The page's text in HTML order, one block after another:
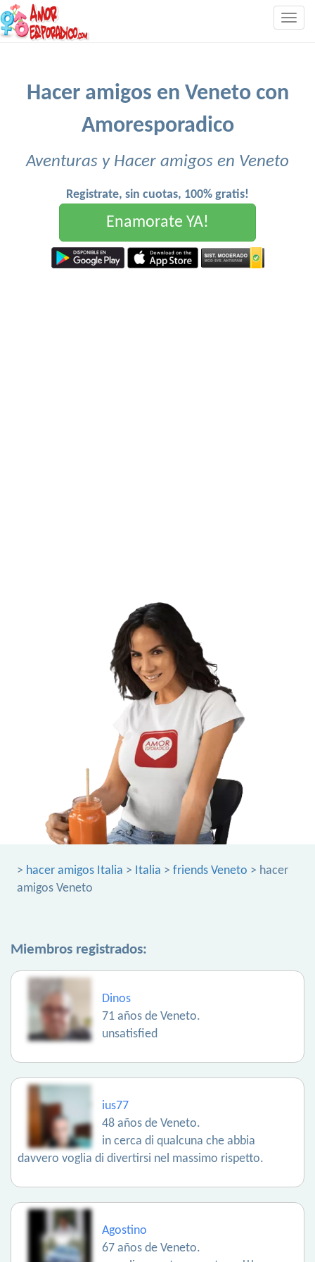
Hacer amigos en Veneto con
Amoresporadico
Aventuras y Hacer amigos en Veneto
Registrate, sin cuotas, 100% gratis!
Enamorate YA!
> hacer amigos Italia > Italia > friends Veneto > hacer
amigos Veneto
Miembros registrados:
Dinos
71 años de Veneto.
unsatisfied
ius77
48 años de Veneto.
in cerca di qualcuna che abbia
davvero voglia di divertirsi nel massimo rispetto.
Agostino
67 años de Veneto.